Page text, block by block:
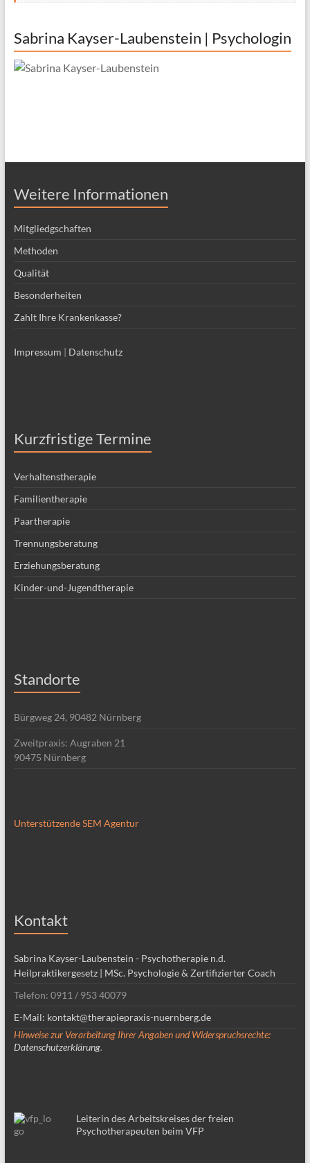
Sabrina Kayser-Laubenstein | Psychologin
Weitere Informationen
Mitgliedgschaften
Methoden
Qualität
Besonderheiten
Zahlt Ihre Krankenkasse?
Impressum | Datenschutz
Kurzfristige Termine
Verhaltenstherapie
Familientherapie
Paartherapie
Trennungsberatung
Erziehungsberatung
Kinder-und-Jugendtherapie
Standorte
Bürgweg 24, 90482 Nürnberg
Zweitpraxis: Augraben 21
90475 Nürnberg
Unterstützende SEM Agentur
Kontakt
Sabrina Kayser-Laubenstein - Psychotherapie n.d.
Heilpraktikergesetz | MSc. Psychologie & Zertifizierter Coach
Telefon: 0911 / 953 40079
E-Mail: kontakt@therapiepraxis-nuernberg.de
Hinweise zur Verarbeitung Ihrer Angaben und Widerspruchsrechte:
Datenschutzerklärung.
Leiterin des Arbeitskreises der freien
Psychotherapeuten beim VFP